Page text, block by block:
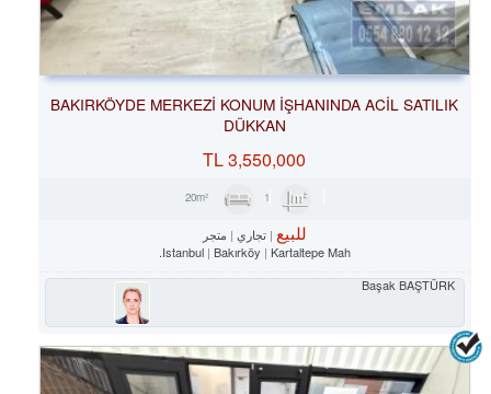
BAKIRKÖYDE MERKEZİ KONUM İŞHANINDA ACİL SATILIK
DÜKKAN
TL3,550,000
1
للبيع تجاري
متجر
Istanbul Bakırköy
Kartaltepe Mah.
Başak BAŞTÜRK